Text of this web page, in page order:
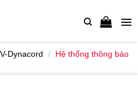
Dynacord / Hệ thống thông báo